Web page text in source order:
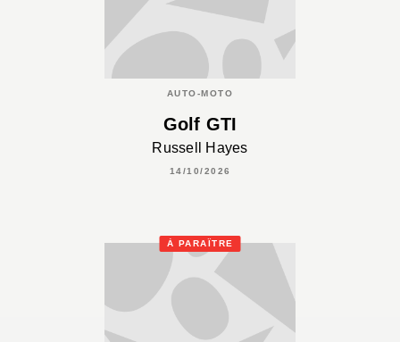
AUTO-MOTO
Golf GTI
Russell Hayes
14/10/2026
À PARAÎTRE